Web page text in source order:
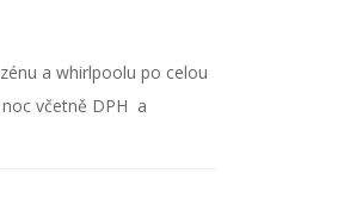
a whirlpoolu po celou
včetně DPH a